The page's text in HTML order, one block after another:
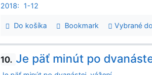
2018:
1-12
Do košíka Bookmark Vybrané
10. Je päť minút po